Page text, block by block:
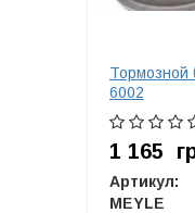
Тормозной
6002
1 165
Артикул:
MEYLE